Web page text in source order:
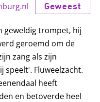
Geweest
geweldig trompet, hij
geroemd om de
zang als zijn
speelt'. Fluweelzacht.
heeft
en betoverde heel